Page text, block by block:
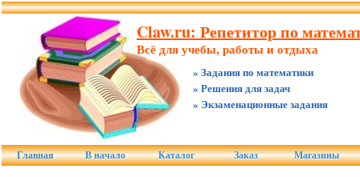
Claw.ru: Репетитор по
Всё для учебы, работы и отдыха
» Задания по математики
» Решения для задач
» Экзаменационные задания
Главная В начало Каталог Заказ Магазины